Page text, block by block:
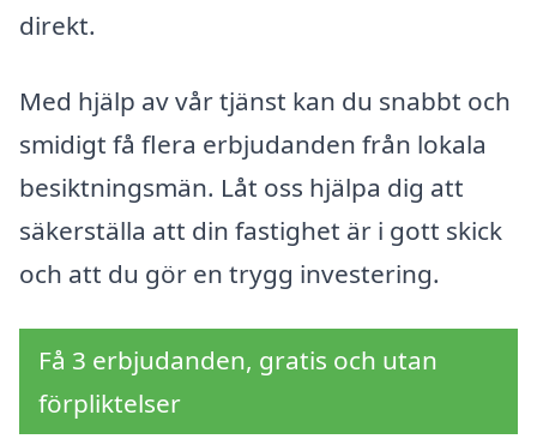
direkt.
Med hjälp av vår tjänst kan du snabbt och
smidigt få flera erbjudanden från lokala
besiktningsmän. Låt oss hjälpa dig att
säkerställa att din fastighet är i gott skick
och att du gör en trygg investering.
Få 3 erbjudanden, gratis och utan
förpliktelser